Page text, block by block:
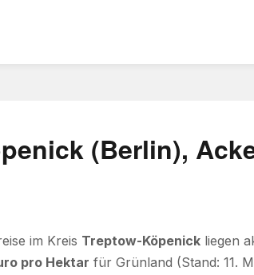
(Berlin),
im Kreis Treptow-Köpenick liegen
pro Hektar für Grünland (Stand: 11.